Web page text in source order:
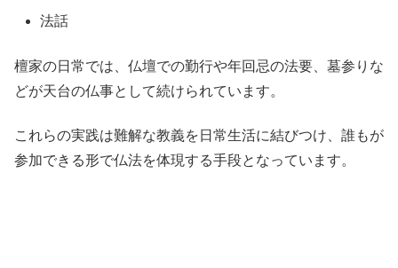
法話
檀家の日常では、仏壇での勤行や年回忌の法要、墓参りな
どが天台の仏事として続けられています。
これらの実践は難解な教義を日常生活に結びつけ、誰もが
参加できる形で仏法を体現する手段となっています。